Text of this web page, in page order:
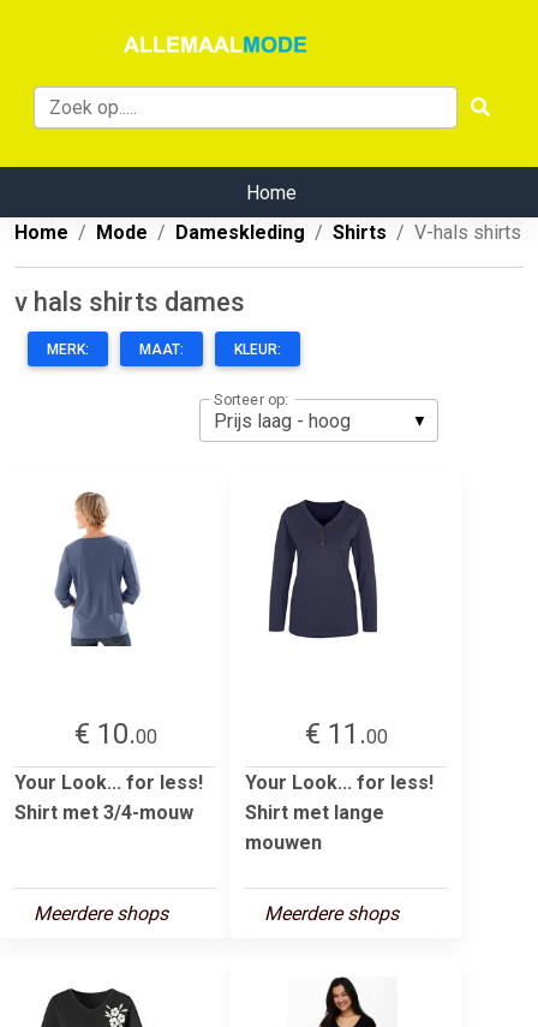
Home
Home
Mode Dameskleding Shirts V-hals shirts
v hals shirts dames
MERK: MAAT: KLEUR:
Sorteer op:
€ 10.00
Your Look... for less!
Shirt met 3/4-mouw
Meerdere shops
€ 11.00
Your Look... for less!
Shirt met lange
mouwen
Meerdere shops